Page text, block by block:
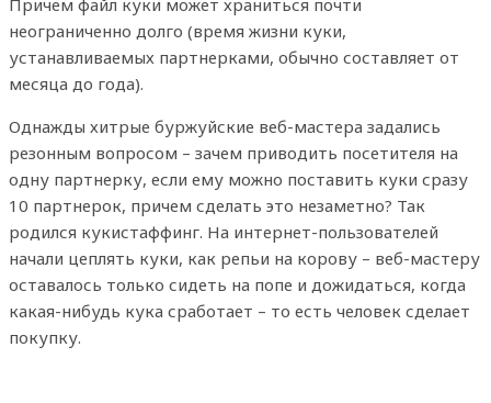
Причем файл куки может храниться почти
неограниченно долго (время жизни куки,
устанавливаемых партнерками, обычно составляет от
месяца до года).
Однажды хитрые буржуйские веб-мастера задались
резонным вопросом – зачем приводить посетителя на
одну партнерку, если ему можно поставить куки сразу
10 партнерок, причем сделать это незаметно? Так
родился кукистаффинг. На интернет-пользователей
начали цеплять куки, как репьи на корову – веб-мастеру
оставалось только сидеть на попе и дожидаться, когда
какая-нибудь кука сработает – то есть человек сделает
покупку.